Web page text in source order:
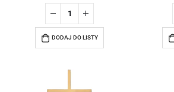
DODAJ DO LISTY